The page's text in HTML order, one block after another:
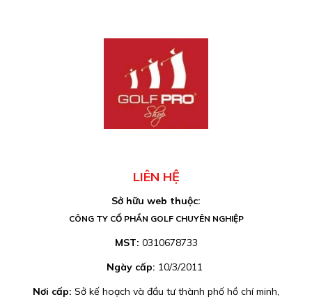
LIÊN HỆ
Sở hữu web thuộc:
CÔNG TY CỔ PHẦN GOLF CHUYÊN NGHIỆP
MST: 0310678733
Ngày cấp: 10/3/2011
Nơi cấp: Sở kế hoạch và đầu tư thành phố hồ chí minh,